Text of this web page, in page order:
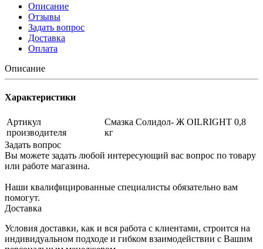
Описание
Отзывы
Задать вопрос
Доставка
Оплата
Описание
Характеристики
Артикул
производителя
Смазка Солидол- Ж OILRIGHT 0,8
кг
Задать вопрос
Вы можете задать любой интересующий вас вопрос по товару
или работе магазина.
Наши квалифицированные специалисты обязательно вам
помогут.
Доставка
Условия доставки, как и вся работа с клиентами, строится на
индивидуальном подходе и гибком взаимодействии с Вашим